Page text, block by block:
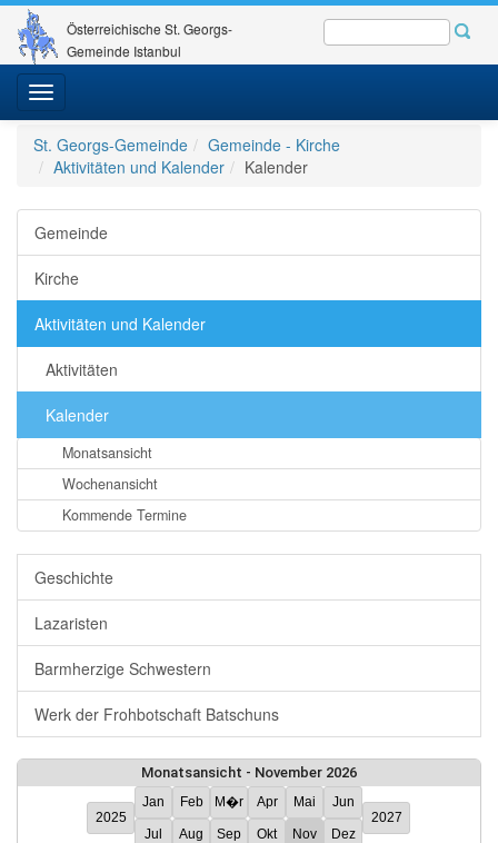
Österreichische St. Georgs-
Gemeinde Istanbul
Toggle
navigation
St. Georgs-Gemeinde
Gemeinde - Kirche
Aktivitäten und Kalender
Kalender
Gemeinde
Kirche
Aktivitäten und Kalender
Aktivitäten
Kalender
Monatsansicht
Wochenansicht
Kommende Termine
Geschichte
Lazaristen
Barmherzige Schwestern
Werk der Frohbotschaft Batschuns
Monatsansicht - November 2026
2025
Jan Feb M�r Apr Mai Jun
Jul Aug Sep Okt Nov Dez
2027